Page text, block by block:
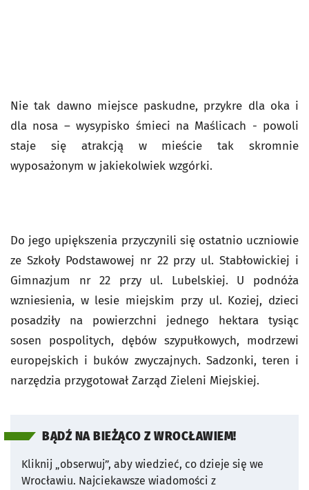
Nie tak dawno miejsce paskudne, przykre dla oka i
dla nosa – wysypisko śmieci na Maślicach - powoli
staje się atrakcją w mieście tak skromnie
wyposażonym w jakiekolwiek wzgórki.
Do jego upiększenia przyczynili się ostatnio uczniowie
ze Szkoły Podstawowej nr 22 przy ul. Stabłowickiej i
Gimnazjum nr 22 przy ul. Lubelskiej. U podnóża
wzniesienia, w lesie miejskim przy ul. Koziej, dzieci
posadziły na powierzchni jednego hektara tysiąc
sosen pospolitych, dębów szypułkowych, modrzewi
europejskich i buków zwyczajnych. Sadzonki, teren i
narzędzia przygotował Zarząd Zieleni Miejskiej.
BĄDŹ NA BIEŻĄCO Z WROCŁAWIEM!
Kliknij „obserwuj”, aby wiedzieć, co dzieje się we
Wrocławiu. Najciekawsze wiadomości z